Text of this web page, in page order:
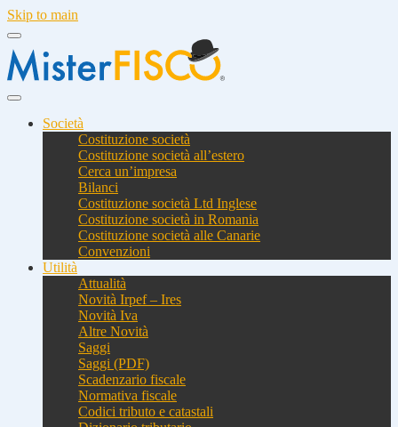
Skip to main
Società
Costituzione società
Costituzione società all’estero
Cerca un’impresa
Bilanci
Costituzione società Ltd Inglese
Costituzione società in Romania
Costituzione società alle Canarie
Convenzioni
Utilità
Attualità
Novità Irpef – Ires
Novità Iva
Altre Novità
Saggi
Saggi (PDF)
Scadenzario fiscale
Normativa fiscale
Codici tributo e catastali